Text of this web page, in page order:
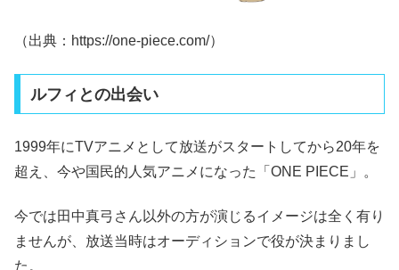
（出典：https://one-piece.com/）
ルフィとの出会い
1999年にTVアニメとして放送がスタートしてから20年を
超え、今や国民的人気アニメになった「ONE PIECE」。
今では田中真弓さん以外の方が演じるイメージは全く有り
ませんが、放送当時はオーディションで役が決まりまし
た。